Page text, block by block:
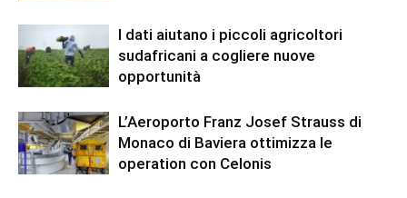
I dati aiutano i piccoli agricoltori
sudafricani a cogliere nuove
opportunità
L’Aeroporto Franz Josef Strauss di
Monaco di Baviera ottimizza le
operation con Celonis